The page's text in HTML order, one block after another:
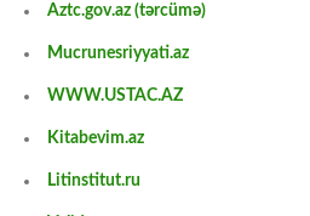
Aztc.gov.az (tərcümə)
Mucrunesriyyati.az
WWW.USTAC.AZ
Kitabevim.az
Litinstitut.ru